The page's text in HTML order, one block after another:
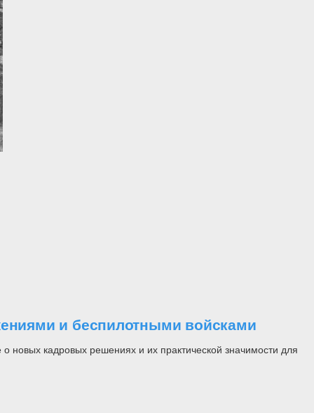
и беспилотными войсками
новых кадровых решениях и их практической значимости для